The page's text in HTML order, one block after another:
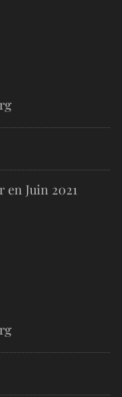
en Juin 2021